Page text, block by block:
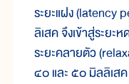
ระยะแฝง (latency
ลิเสค จึงเข้าสู่ระยะห
ระยะคลายตัว
๔๐ และ ๕๐ มิลลิเส